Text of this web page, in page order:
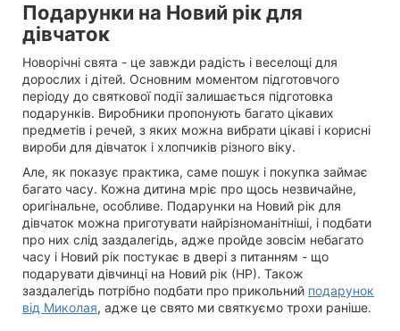
Подарунки на Новий рік для
дівчаток
Новорічні свята - це завжди радість і веселощі для
дорослих і дітей. Основним моментом підготовчого
періоду до святкової події залишається підготовка
подарунків. Виробники пропонують багато цікавих
предметів і речей, з яких можна вибрати цікаві і корисні
вироби для дівчаток і хлопчиків різного віку.
Але, як показує практика, саме пошук і покупка займає
багато часу. Кожна дитина мріє про щось незвичайне,
оригінальне, особливе. Подарунки на Новий рік для
дівчаток можна приготувати найрізноманітніші, і подбати
про них слід заздалегідь, адже пройде зовсім небагато
часу і Новий рік постукає в двері з питанням - що
подарувати дівчинці на Новий рік (НР). Також
заздалегідь потрібно подбати про прикольний подарунок
від Миколая, адже це свято ми святкуємо трохи раніше.